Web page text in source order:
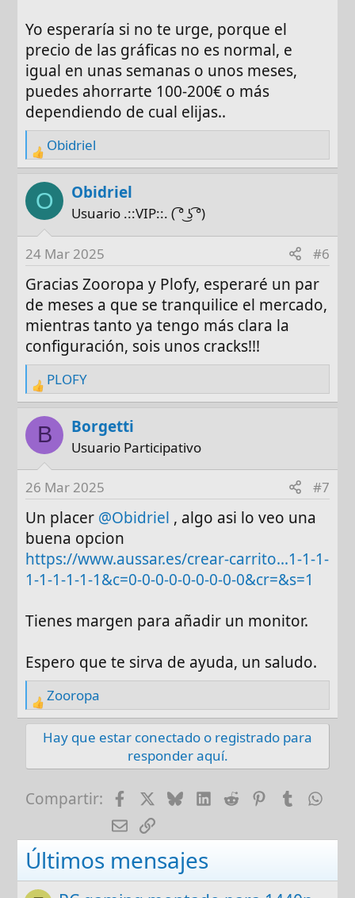
Yo esperaría si no te urge, porque el
precio de las gráficas no es normal, e
igual en unas semanas o unos meses,
puedes ahorrarte 100-200€ o más
dependiendo de cual elijas..
R
e
a
c
o
n
s
Obidriel
O Obidriel
Usuario .::VIP::. ( ͡° ͜ʖ ͡°)
24 Mar 2025 #6
Gracias Zooropa y Plofy, esperaré un par
de meses a que se tranquilice el mercado,
mientras tanto ya tengo más clara la
configuración, sois unos cracks!!!
R
e
a
o
n
s
PLOFY
B Borgetti
Usuario Participativo
26 Mar 2025 #7
Un placer @Obidriel , algo asi lo veo una
buena opcion
https://www.aussar.es/crear-carrito...1-1-1-
1-1-1-1-1-1&c=0-0-0-0-0-0-0-0-0&cr=&s=1
Tienes margen para añadir un monitor.
Espero que te sirva de ayuda, un saludo.
R
e
i
s
:
Zooropa
Hay que estar conectado o registrado para
responder aquí.
Compartir: FacebookBlueskyLinkedIn
RedditPinterest
Tumblr
E-mailEnlace
Últimos mensajes